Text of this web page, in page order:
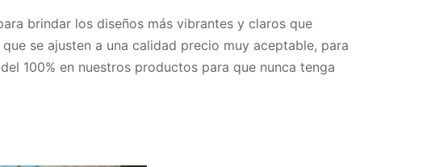
brindar los diseños más vibrantes y claros que
se ajusten a una calidad precio muy aceptable, para
100% en nuestros productos para que nunca tenga